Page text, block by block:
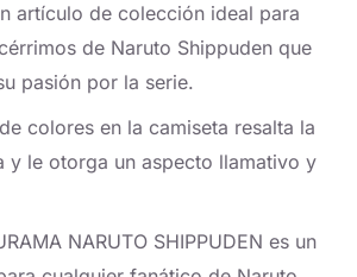
artículo de colección ideal para
de Naruto Shippuden que
pasión por la serie.
colores en la camiseta resalta la
y le otorga un aspecto llamativo y
NARUTO SHIPPUDEN es un